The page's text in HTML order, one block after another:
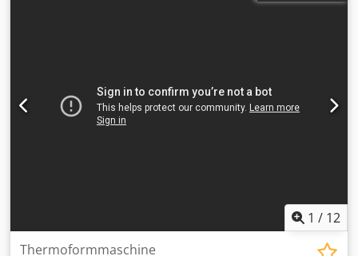
1 / 12
Thermoformmaschine